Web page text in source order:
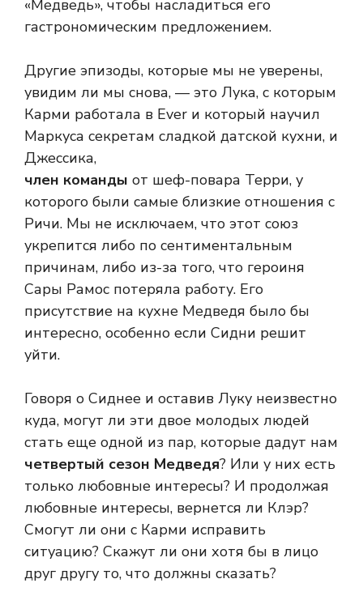
«Медведь», чтобы насладиться его
гастрономическим предложением.
Другие эпизоды, которые мы не уверены,
увидим ли мы снова, — это Лука, с которым
Карми работала в Ever и который научил
Маркуса секретам сладкой датской кухни, и
Джессика,
член команды от шеф-повара Терри, у
которого были самые близкие отношения с
Ричи. Мы не исключаем, что этот союз
укрепится либо по сентиментальным
причинам, либо из-за того, что героиня
Сары Рамос потеряла работу. Его
присутствие на кухне Медведя было бы
интересно, особенно если Сидни решит
уйти.
Говоря о Сиднее и оставив Луку неизвестно
куда, могут ли эти двое молодых людей
стать еще одной из пар, которые дадут нам
четвертый сезон Медведя? Или у них есть
только любовные интересы? И продолжая
любовные интересы, вернется ли Клэр?
Смогут ли они с Карми исправить
ситуацию? Скажут ли они хотя бы в лицо
друг другу то, что должны сказать?